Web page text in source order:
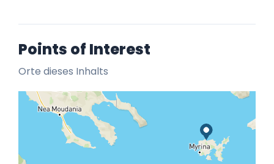
Points of Interest
Orte dieses Inhalts